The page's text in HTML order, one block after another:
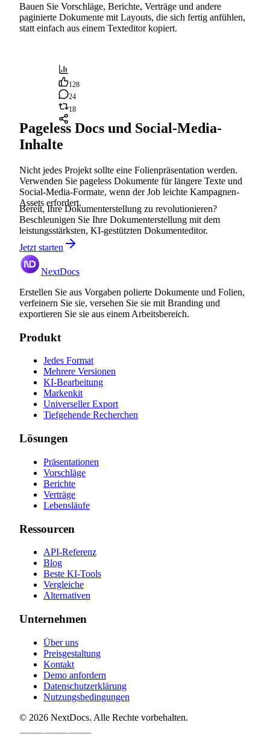
Bauen Sie Vorschläge, Berichte, Verträge und andere
paginierte Dokumente mit Layouts, die sich fertig anfühlen,
statt einfach aus einem Texteditor kopiert.
128
24
18
Pageless Docs und Social-Media-
Inhalte
Nicht jedes Projekt sollte eine Folienpräsentation werden.
Verwenden Sie pageless Dokumente für längere Texte und
Social-Media-Formate, wenn der Job leichte Kampagnen-
Assets erfordert.
Bereit, Ihre Dokumenterstellung zu revolutionieren?
Beschleunigen Sie Ihre Dokumenterstellung mit dem
leistungsstärksten, KI-gestützten Dokumenteditor.
Jetzt starten
NextDocs
Erstellen Sie aus Vorgaben polierte Dokumente und Folien,
verfeinern Sie sie, versehen Sie sie mit Branding und
exportieren Sie sie aus einem Arbeitsbereich.
Produkt
Jedes Format
Mehrere Versionen
KI-Bearbeitung
Markenkit
Universeller Export
Tiefgehende Recherchen
Lösungen
Präsentationen
Vorschläge
Berichte
Verträge
Lebensläufe
Ressourcen
API-Referenz
Blog
Beste KI-Tools
Vergleiche
Alternativen
Unternehmen
Über uns
Preisgestaltung
Kontakt
Demo anfordern
Datenschutzerklärung
Nutzungsbedingungen
© 2026 NextDocs. Alle Rechte vorbehalten.